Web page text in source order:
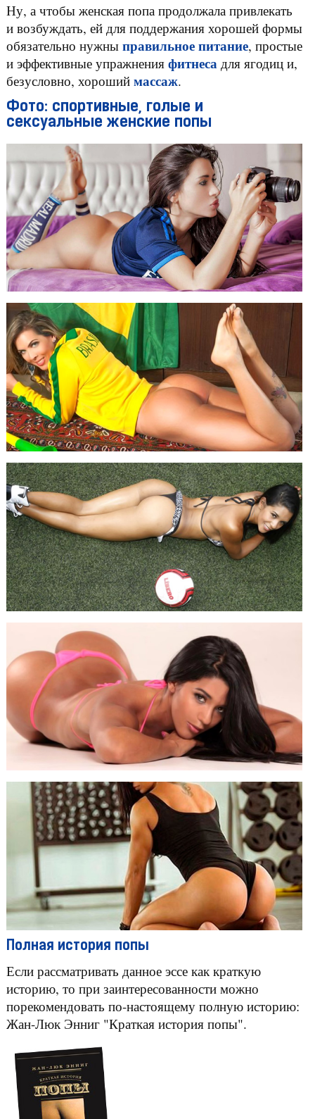
Ну, а чтобы женская попа продолжала привлекать
и возбуждать, ей для поддержания хорошей формы
обязательно нужны правильное питание, простые
и эффективные упражнения фитнеса для ягодиц и,
безусловно, хороший массаж.
Фото: спортивные, голые и
сексуальные женские попы
Полная история попы
Если рассматривать данное эссе как краткую
историю, то при заинтересованности можно
порекомендовать по-настоящему полную историю:
Жан-Люк Энниг "Краткая история попы".